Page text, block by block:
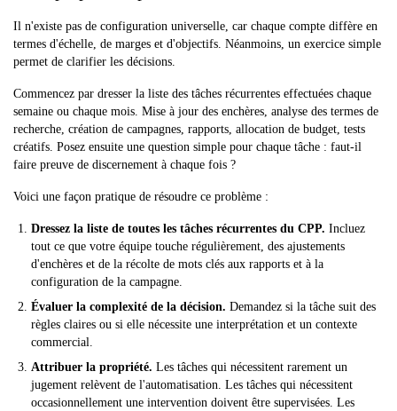
Il n'existe pas de configuration universelle, car chaque compte diffère en
termes d'échelle, de marges et d'objectifs. Néanmoins, un exercice simple
permet de clarifier les décisions.
Commencez par dresser la liste des tâches récurrentes effectuées chaque
semaine ou chaque mois. Mise à jour des enchères, analyse des termes de
recherche, création de campagnes, rapports, allocation de budget, tests
créatifs. Posez ensuite une question simple pour chaque tâche : faut-il
faire preuve de discernement à chaque fois ?
Voici une façon pratique de résoudre ce problème :
Dressez la liste de toutes les tâches récurrentes du CPP. Incluez
tout ce que votre équipe touche régulièrement, des ajustements
d'enchères et de la récolte de mots clés aux rapports et à la
configuration de la campagne.
Évaluer la complexité de la décision. Demandez si la tâche suit des
règles claires ou si elle nécessite une interprétation et un contexte
commercial.
Attribuer la propriété. Les tâches qui nécessitent rarement un
jugement relèvent de l'automatisation. Les tâches qui nécessitent
occasionnellement une intervention doivent être supervisées. Les